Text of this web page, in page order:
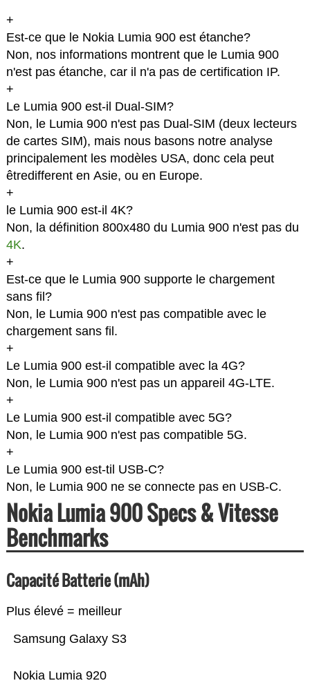
+
Est-ce que le Nokia Lumia 900 est étanche?
Non, nos informations montrent que le Lumia 900
n'est pas étanche, car il n'a pas de certification IP.
+
Le Lumia 900 est-il Dual-SIM?
Non, le Lumia 900 n'est pas Dual-SIM (deux lecteurs
de cartes SIM), mais nous basons notre analyse
principalement les modèles USA, donc cela peut
êtredifferent en Asie, ou en Europe.
+
le Lumia 900 est-il 4K?
Non, la définition 800x480 du Lumia 900 n'est pas du
4K.
+
Est-ce que le Lumia 900 supporte le chargement
sans fil?
Non, le Lumia 900 n'est pas compatible avec le
chargement sans fil.
+
Le Lumia 900 est-il compatible avec la 4G?
Non, le Lumia 900 n'est pas un appareil 4G-LTE.
+
Le Lumia 900 est-il compatible avec 5G?
Non, le Lumia 900 n'est pas compatible 5G.
+
Le Lumia 900 est-til USB-C?
Non, le Lumia 900 ne se connecte pas en USB-C.
Nokia Lumia 900 Specs & Vitesse
Benchmarks
Capacité Batterie (mAh)
Plus élevé = meilleur
Nokia Lumia 920
Samsung Galaxy S3